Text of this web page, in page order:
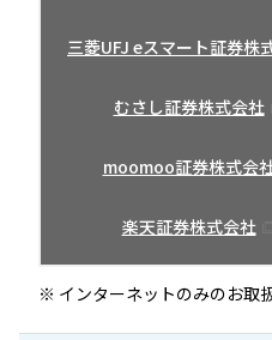
三菱UFJ eスマート証券株
むさし証券株式会社
moomoo証券株式会
楽天証券株式会社
※ インターネットのみのお取